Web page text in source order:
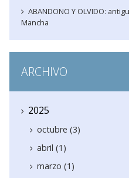
ABANDONO Y OLVIDO:
Mancha
ARCHIVO
2025
octubre (3)
abril (1)
marzo (1)